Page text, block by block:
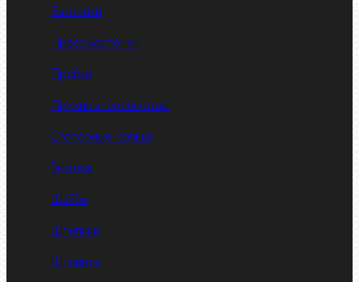
Заклепки
Пресс-масленки
Пробки
Пружины тарельчатые
Стопорные кольца
Такелаж
Шайбы
Шпильки
Шплинты